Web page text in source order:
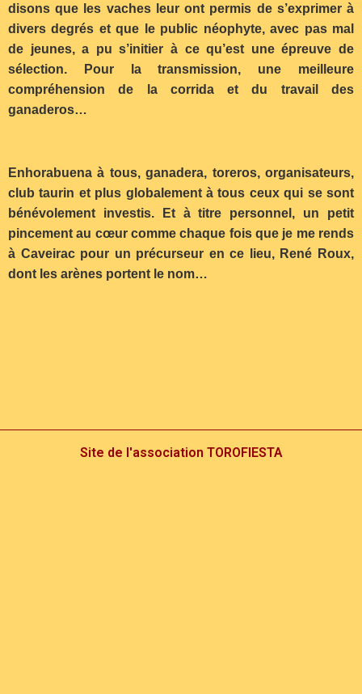
disons que les vaches leur ont permis de s’exprimer à
divers degrés et que le public néophyte, avec pas mal
de jeunes, a pu s’initier à ce qu’est une épreuve de
sélection. Pour la transmission, une meilleure
compréhension de la corrida et du travail des
ganaderos…
Enhorabuena à tous, ganadera, toreros, organisateurs,
club taurin et plus globalement à tous ceux qui se sont
bénévolement investis. Et à titre personnel, un petit
pincement au cœur comme chaque fois que je me rends
à Caveirac pour un précurseur en ce lieu, René Roux,
dont les arènes portent le nom…
Site de l'association TOROFIESTA